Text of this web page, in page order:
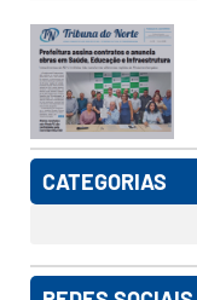
CATEGORIAS